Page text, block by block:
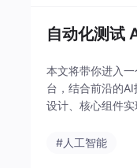
自动化测试
本文将带你进入
台，结合前沿的
设计、核心组件
#人工智能